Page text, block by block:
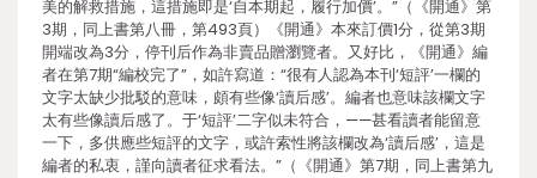
美的解救措施，這措施即是‘自本期起，履行加價’。”（《開通》第
3期，同上書第八冊，第493頁）《開通》本來訂價1分，從第3期
開端改為3分，停刊后作為非賣品贈瀏覽者。又好比，《開通》編
者在第7期“編校完了”，如許寫道：“很有人認為本刊‘短評’一欄的
文字太缺少批駁的意味，頗有些像‘讀后感’。編者也意味該欄文字
太有些像讀后感了。于‘短評’二字似未符合，——甚看讀者能留意
一下，多供應些短評的文字，或許索性將該欄改為‘讀后感’，這是
編者的私衷，謹向讀者征求看法。”（《開通》第7期，同上書第九